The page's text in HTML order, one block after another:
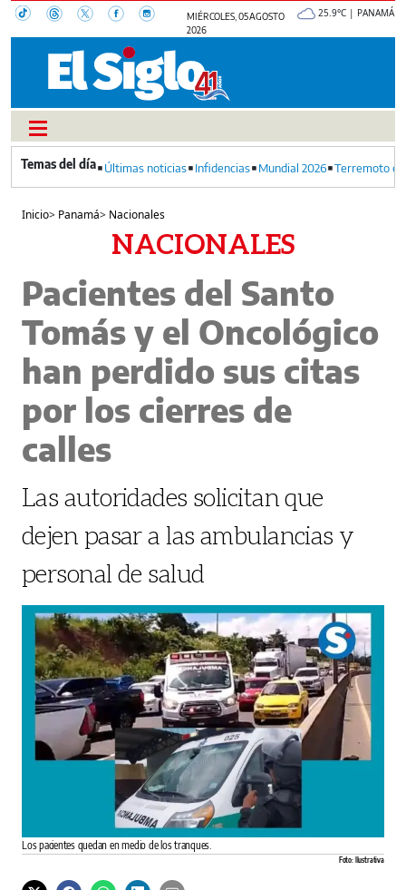
MIÉRCOLES, 05 AGOSTO
2026
25.9°C | PANAMÁ
Últimas noticias Infidencias Mundial 2026 Terremoto
Inicio> Panamá> Nacionales
NACIONALES
Pacientes del Santo
Tomás y el Oncológico
han perdido sus citas
por los cierres de
calles
Las autoridades solicitan que
dejen pasar a las ambulancias y
personal de salud
Los pacientes quedan en medio de los tranques.
Foto: Ilustrativa